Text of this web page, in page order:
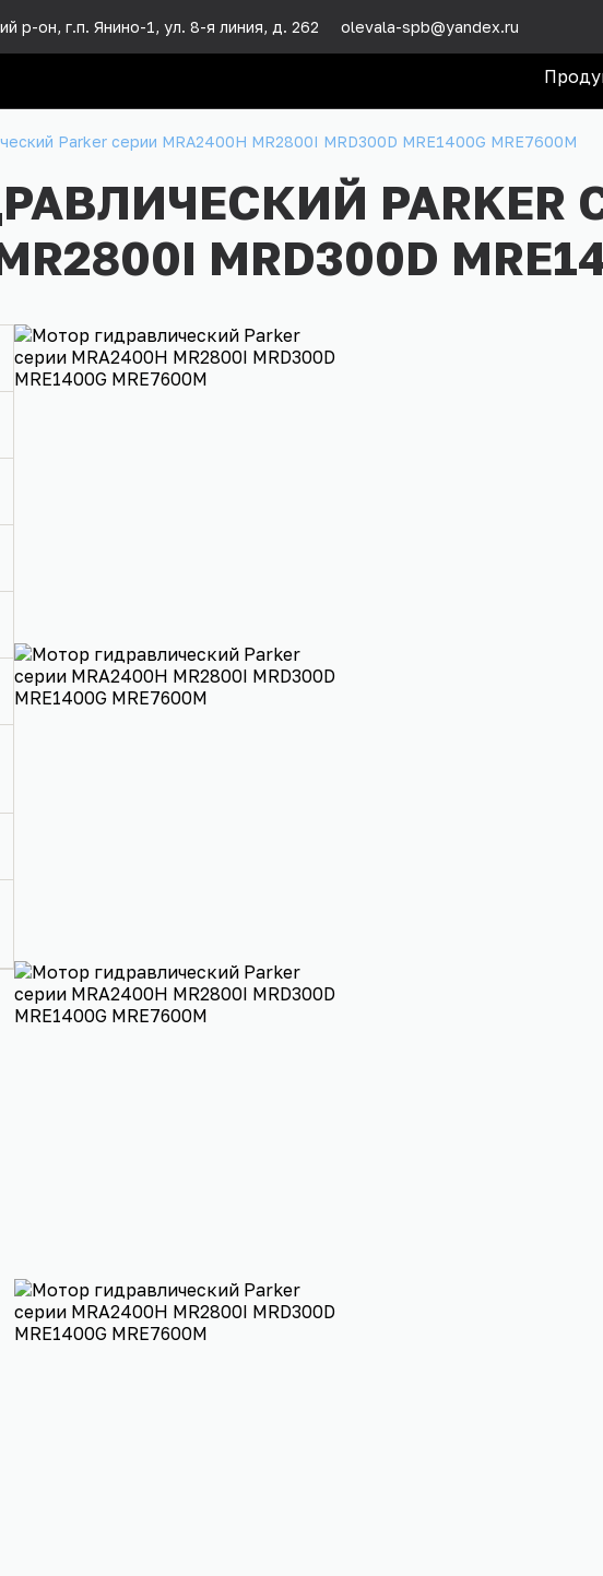
р-он, г.п. Янино-1, ул. 8-я линия, д. 262 olevala-spb@yandex.ru
Parker серии MRA2400H MR2800I MRD300D MRE1400G MRE7600M
PARKER
MRD300D